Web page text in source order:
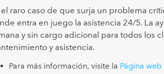
el raro caso de que surja un problema
entra en juego la asistencia 24/5. La
y sin cargo adicional para todos los
y asistencia.
Para más información, visite la Página